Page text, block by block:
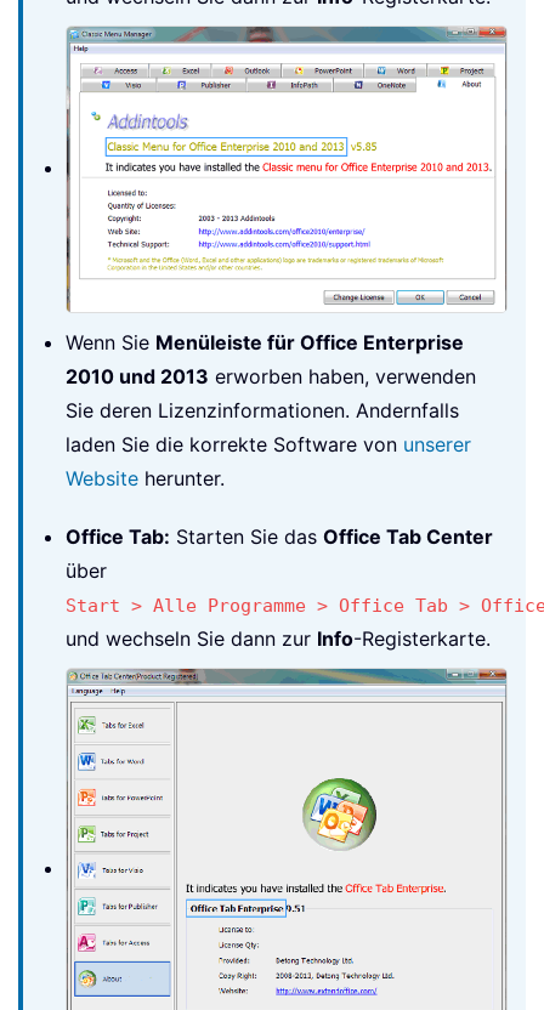
Wenn Sie Menüleiste für Office Enterprise
2010 und 2013 erworben haben, verwenden
Sie deren Lizenzinformationen. Andernfalls
laden Sie die korrekte Software von unserer
Website herunter.
Office Tab: Starten Sie das Office Tab Center
über
Start > Alle Programme > Office Tab >
und wechseln Sie dann zur Info-Registerkarte.